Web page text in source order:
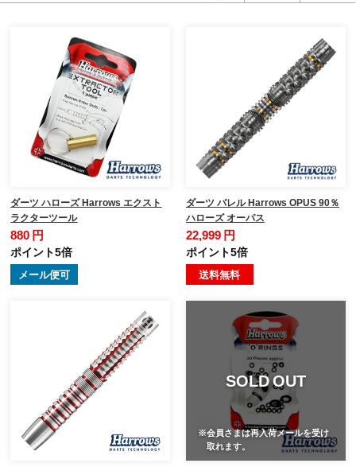
ダーツ ハローズ Harrows エクスト
ラクターツール
880 円
ポイント5倍
メール便可
ダーツ バレル Harrows OPUS 90％
ハローズ オーパス
22,999 円
ポイント5倍
送料無料
SOLD OUT
※会員さまは再入荷メールを受け
取れます。